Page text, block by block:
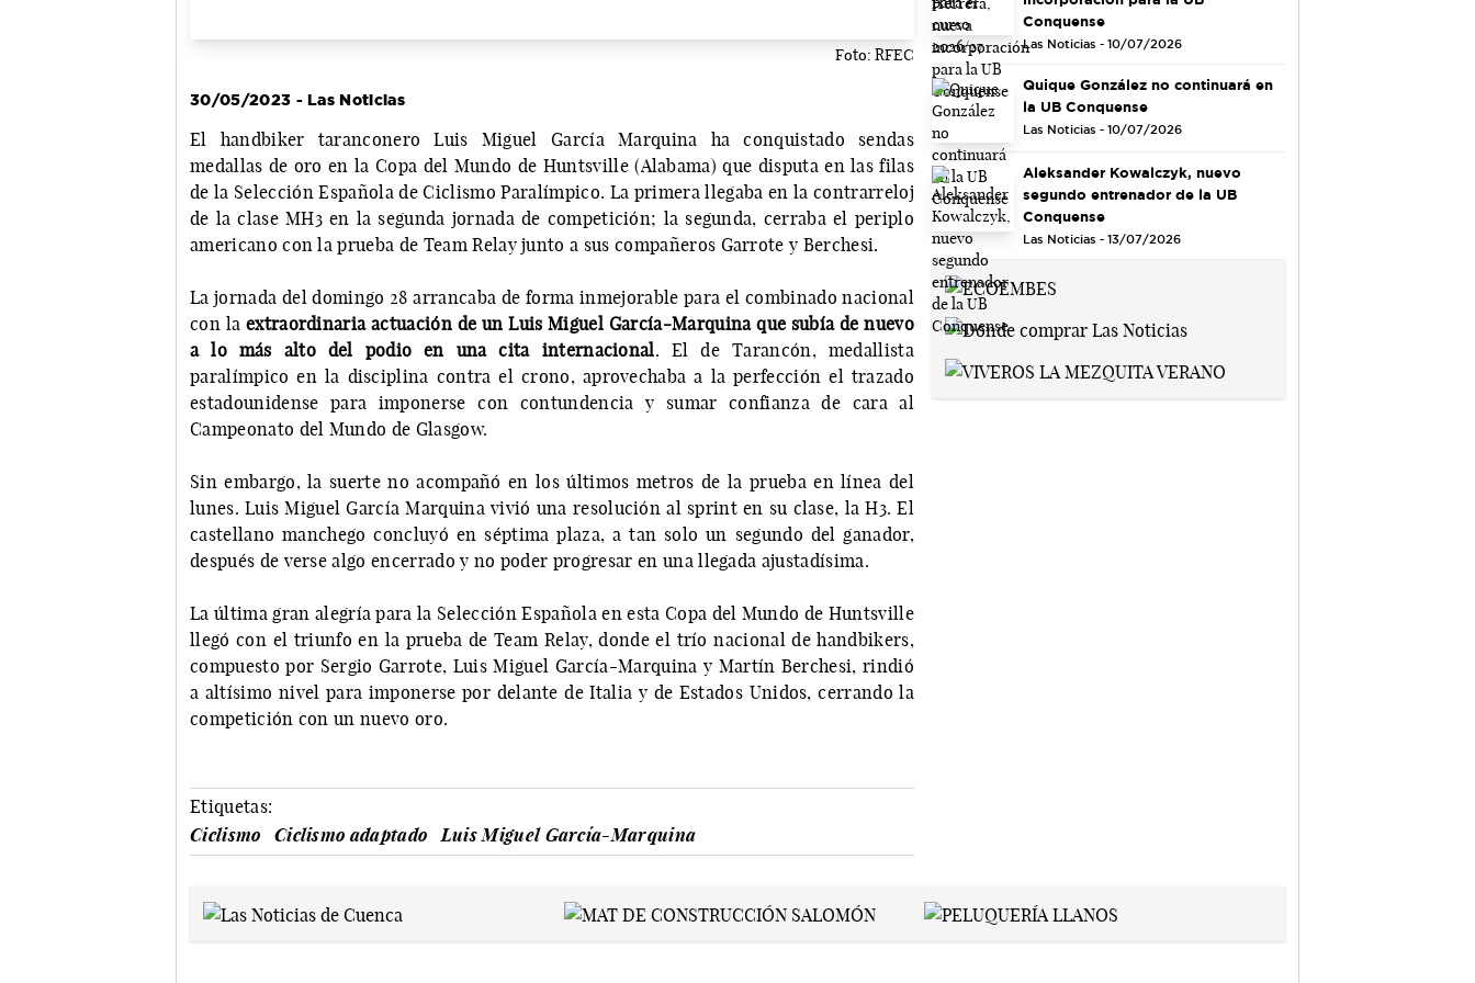
Foto: RFEC
30/05/2023 - Las Noticias
El handbiker taranconero Luis Miguel García Marquina ha conquistado sendas
medallas de oro en la Copa del Mundo de Huntsville (Alabama) que disputa en las filas
de la Selección Española de Ciclismo Paralímpico. La primera llegaba en la contrarreloj
de la clase MH3 en la segunda jornada de competición; la segunda, cerraba el periplo
americano con la prueba de Team Relay junto a sus compañeros Garrote y Berchesi.
La jornada del domingo 28 arrancaba de forma inmejorable para el combinado nacional
con la extraordinaria actuación de un Luis Miguel García-Marquina que subía de nuevo
a lo más alto del podio en una cita internacional. El de Tarancón, medallista
paralímpico en la disciplina contra el crono, aprovechaba a la perfección el trazado
estadounidense para imponerse con contundencia y sumar confianza de cara al
Campeonato del Mundo de Glasgow.
Sin embargo, la suerte no acompañó en los últimos metros de la prueba en línea del
lunes. Luis Miguel García Marquina vivió una resolución al sprint en su clase, la H3. El
castellano manchego concluyó en séptima plaza, a tan solo un segundo del ganador,
después de verse algo encerrado y no poder progresar en una llegada ajustadísima.
La última gran alegría para la Selección Española en esta Copa del Mundo de Huntsville
llegó con el triunfo en la prueba de Team Relay, donde el trío nacional de handbikers,
compuesto por Sergio Garrote, Luis Miguel García-Marquina y Martín Berchesi, rindió
a altísimo nivel para imponerse por delante de Italia y de Estados Unidos, cerrando la
competición con un nuevo oro.
Etiquetas:
Ciclismo
Ciclismo adaptado Luis Miguel García-Marquina
Conquense
Las Noticias - 10/07/2026
Quique González no continuará en
la UB Conquense
Las Noticias - 10/07/2026
Aleksander Kowalczyk, nuevo
segundo entrenador de la UB
Conquense
Las Noticias - 13/07/2026